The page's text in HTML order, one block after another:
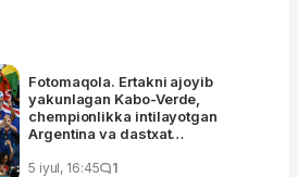
Fotomaqola. Ertakni ajoyib
yakunlagan Kabo-Verde,
chempionlikka intilayotgan
Argentina va dastxat
5 iyul, 16:45 1